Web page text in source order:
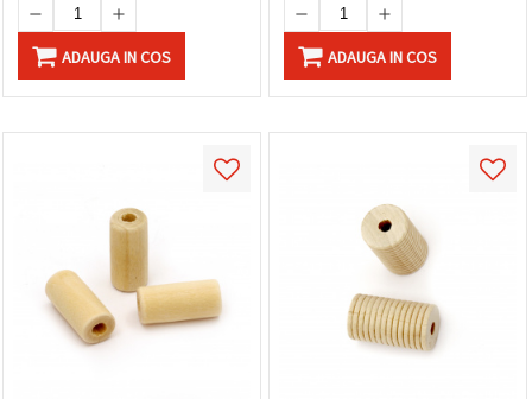
ADAUGA IN COS ADAUGA IN COS